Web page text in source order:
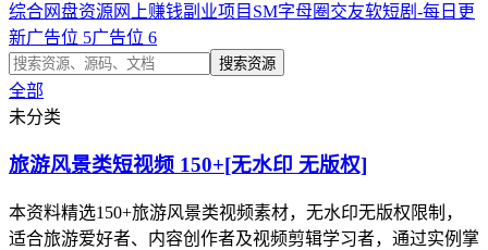
综合网盘资源 网上赚钱副业项目 SM字母圈交友软短剧-每日更
新广告位 5广告位 6
搜索资源
全部
未分类
旅游风景类短视频 150+[无水印 无版权]
本资料精选150+旅游风景类视频素材，无水印无版权限制，
适合旅游爱好者、内容创作者及视频剪辑学习者，通过实例掌